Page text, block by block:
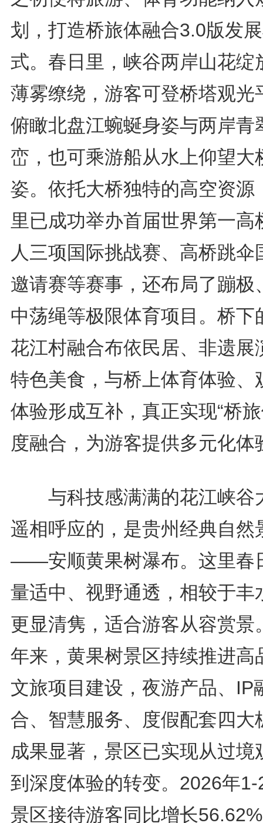
划，打造桥旅体融合3.0版发
式。春日里，峡谷两岸山花绽
薄雾缭绕，游客可登桥塔观光
俯瞰北盘江蜿蜒身姿与两岸青
峦，也可乘游船从水上仰望大
姿。依托大桥独特的高空资源
里已成功举办首届世界第一高
人三项国际挑战赛、高桥跳伞
邀请赛等赛事，还布局了蹦极
中荡绳等极限体育项目。桥下
花江村融合布依民居、非遗展
特色美食，与桥上体育体验、
体验形成互补，真正实现“桥
度融合，为游客提供多元化体
与科技感满满的花江峡谷
遥相呼应的，是贵州经典自然
——安顺黄果树瀑布。这里春
量适中、视野通透，相较于丰
更显清隽，适合游客从容赏景
年来，黄果树景区持续推进高
文旅项目建设，夜游产品、IP
合、智慧服务、度假配套四大
成果显著，景区已实现从过境
到深度体验的转变。2026年1-
景区接待游客同比增长